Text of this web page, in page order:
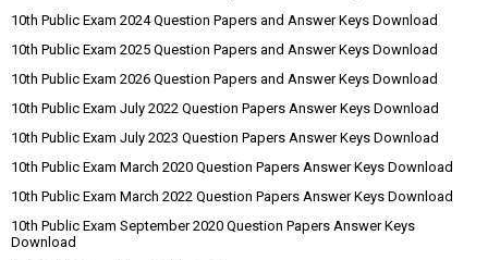
10th Public Exam 2024 Question Papers and Answer Keys Download
10th Public Exam 2025 Question Papers and Answer Keys Download
10th Public Exam 2026 Question Papers and Answer Keys Download
10th Public Exam July 2022 Question Papers Answer Keys Download
10th Public Exam July 2023 Question Papers Answer Keys Download
10th Public Exam March 2020 Question Papers Answer Keys Download
10th Public Exam March 2022 Question Papers Answer Keys Download
10th Public Exam September 2020 Question Papers Answer Keys
Download